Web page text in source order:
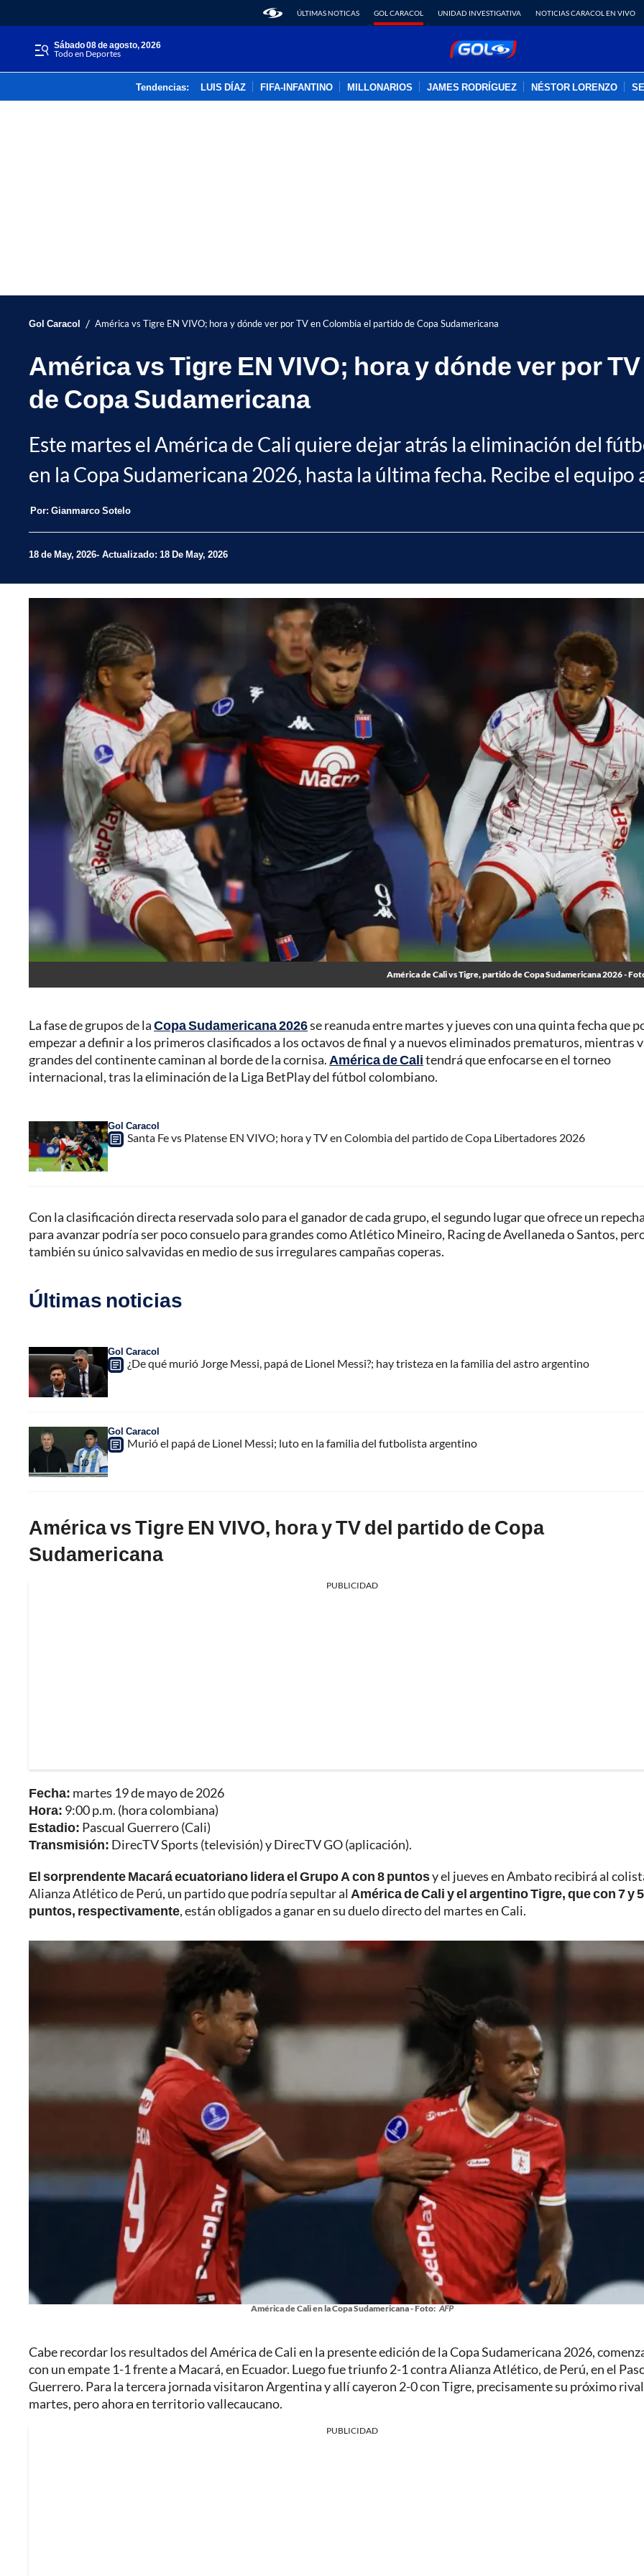
ÚLTIMAS NOTICAS GOL CARACOL UNIDAD INVESTIGATIVA NOTICIAS CARACOL EN VIVO
sábado 08 de agosto, 2026
Todo en Deportes
Tendencias: LUIS DÍAZ FIFA-INFANTINO MILLONARIOS JAMES RODRÍGUEZ NÉSTOR LORENZO
Gol Caracol / América vs Tigre EN VIVO; hora y dónde ver por TV en Colombia el partido de Copa Sudamericana
América vs Tigre EN VIVO; hora y dónde ver por
de Copa Sudamericana
Este martes el América de Cali quiere dejar atrás la eliminación del
en la Copa Sudamericana 2026, hasta la última fecha. Recibe el
Por: Gianmarco Sotelo
18 de May, 2026 Actualizado: 18 De May, 2026
América de Cali vs Tigre, partido de Copa Sudamericana 2026 -
La fase de grupos de laCopa Sudamericana 2026se reanuda entre martes y jueves con una quinta fecha que
empezar a definir a los primeros clasificados a los octavos de final y a nuevos eliminados prematuros, mientras
grandes del continente caminan al borde de la cornisa. América de Calitendrá que enfocarse en el torneo
internacional, tras la eliminación de la Liga BetPlay del fútbol colombiano.
Gol Caracol
Santa Fe vs Platense EN VIVO; hora y TV en Colombia del partido de Copa Libertadores 2026
Con la clasificación directa reservada solo para el ganador de cada grupo, el segundo lugar que ofrece un
para avanzar podría ser poco consuelo para grandes como Atlético Mineiro, Racing de Avellaneda o Santos,
también su único salvavidas en medio de sus irregulares campañas coperas.
Últimas noticias
Gol Caracol
¿De qué murió Jorge Messi, papá de Lionel Messi?; hay tristeza en la familia del astro argentino
Gol Caracol
Murió el papá de Lionel Messi; luto en la familia del futbolista argentino
América vs Tigre EN VIVO, hora y TV del partido de Copa
Sudamericana
PUBLICIDAD
Fecha: martes 19 de mayo de 2026
Hora: 9:00 p.m. (hora colombiana)
Estadio: Pascual Guerrero (Cali)
Transmisión: DirecTV Sports (televisión) y DirecTV GO (aplicación).
El sorprendente Macará ecuatoriano lidera el Grupo A con 8 puntosy el jueves en Ambato recibirá al
Alianza Atlético de Perú, un partido que podría sepultar al América de Cali y el argentino Tigre, que con 7 y 5
puntos, respectivamente, están obligados a ganar en su duelo directo del martes en Cali.
América de Cali en la Copa Sudamericana - Foto: AFP
Cabe recordar los resultados del América de Cali en la presente edición de la Copa Sudamericana 2026,
con un empate 1-1 frente a Macará, en Ecuador. Luego fue triunfo 2-1 contra Alianza Atlético, de Perú, en el
Guerrero. Para la tercera jornada visitaron Argentina y allí cayeron 2-0 con Tigre, precisamente su próximo
martes, pero ahora en territorio vallecaucano.
PUBLICIDAD